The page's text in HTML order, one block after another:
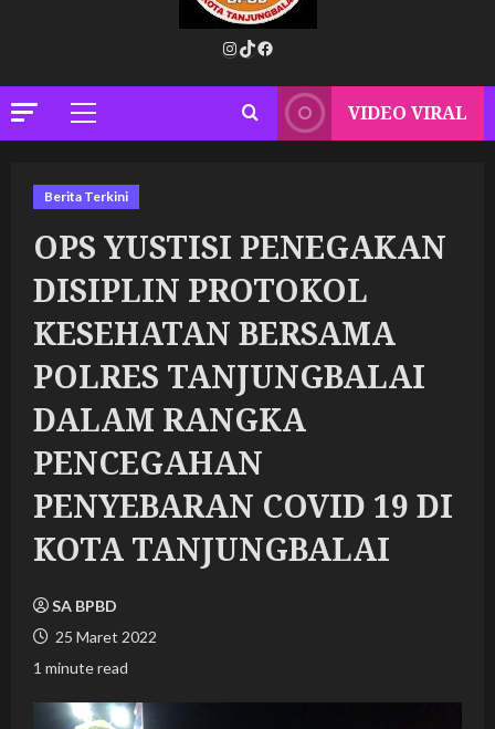
Instagram
TikTok
Facebook
Primary
VIDEO VIRAL
Berita Terkini
OPS YUSTISI PENEGAKAN
DISIPLIN PROTOKOL
KESEHATAN BERSAMA
POLRES TANJUNGBALAI
DALAM RANGKA
PENCEGAHAN
PENYEBARAN COVID 19 DI
KOTA TANJUNGBALAI
SA BPBD
25 Maret 2022
1 minute read